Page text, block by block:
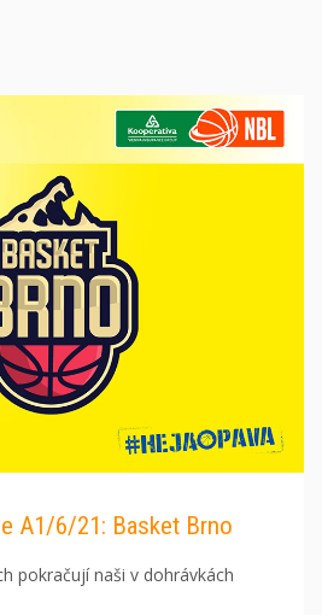
A1/6/21: Basket Brno
pokračují naši v dohrávkách